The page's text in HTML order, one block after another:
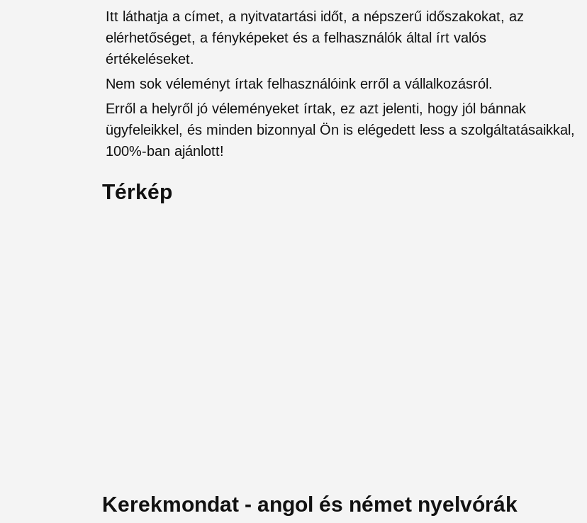
Itt láthatja a címet, a nyitvatartási időt, a népszerű időszakokat, az
elérhetőséget, a fényképeket és a felhasználók által írt valós
értékeléseket.
Nem sok véleményt írtak felhasználóink erről a vállalkozásról.
Erről a helyről jó véleményeket írtak, ez azt jelenti, hogy jól bánnak
ügyfeleikkel, és minden bizonnyal Ön is elégedett less a szolgáltatásaikkal,
100%-ban ajánlott!
Térkép
Kerekmondat - angol és német nyelvórák